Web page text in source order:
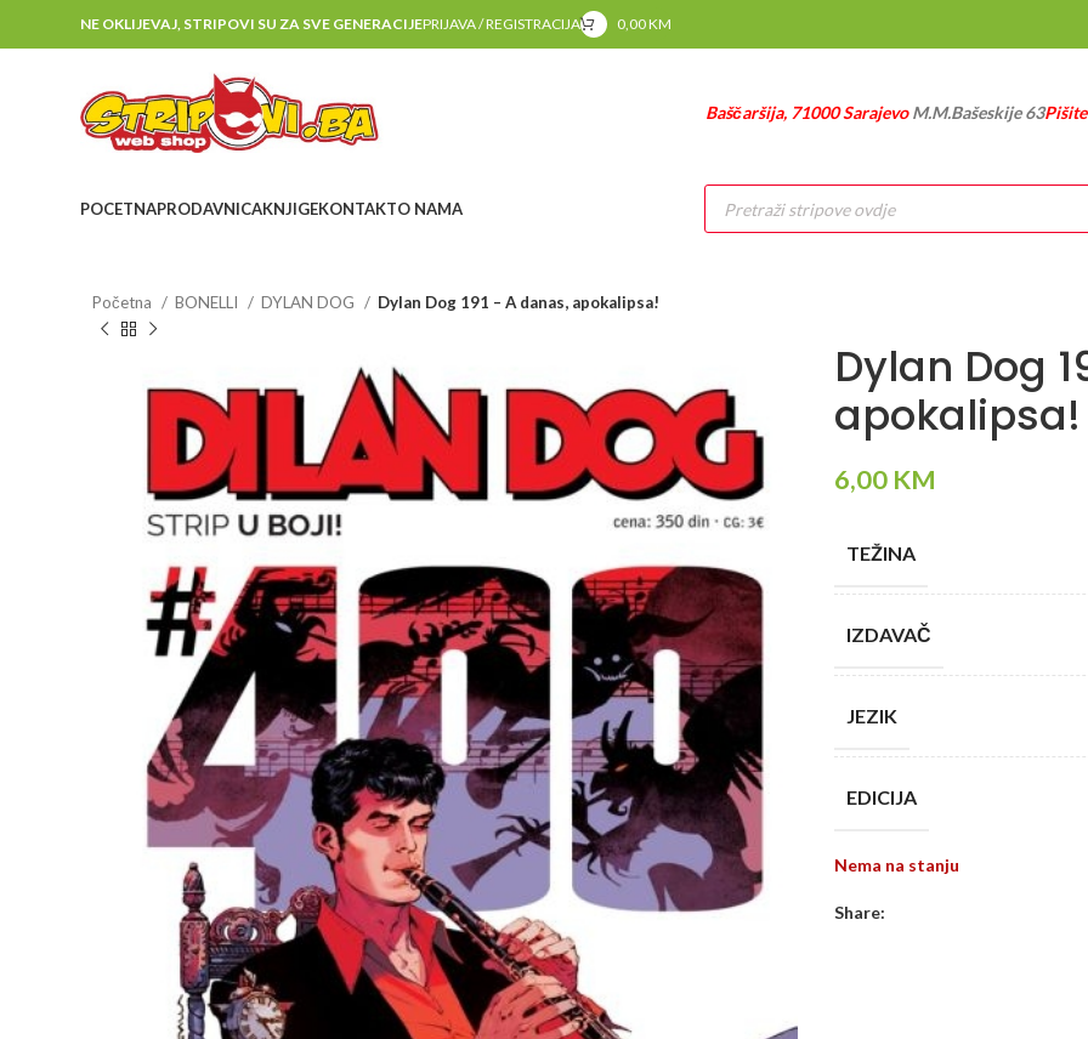
NE OKLIJEVAJ, STRIPOVI SU ZA SVE GENERACIJEPRIJAVA / REGISTRACIJA 0,00KM
Baščaršija, 71000 SarajevoM.M.Bašeskije 63
POCETNAPRODAVNICAKNJIGEKONTAKTO NAMA
Products
search
Početna BONELLI DYLAN DOG Dylan Dog 191 – A danas, apokalipsa!
Dylan Dog
apokalipsa!
6,00 KM
TEŽINA
IZDAVAČ
JEZIK
EDICIJA
Nema na stanju
Share: